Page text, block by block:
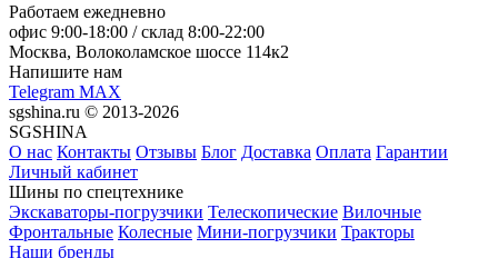
Работаем ежедневно
офис 9:00-18:00 / склад 8:00-22:00
Москва, Волоколамское шоссе 114к2
Напишите нам
Telegram MAX
sgshina.ru © 2013-2026
SGSHINA
О нас Контакты Отзывы Блог Доставка Оплата Гарантии
Личный кабинет
Шины по спецтехнике
Экскаваторы-погрузчики Телескопические Вилочные
Фронтальные Колесные Мини-погрузчики Тракторы
Наши бренды